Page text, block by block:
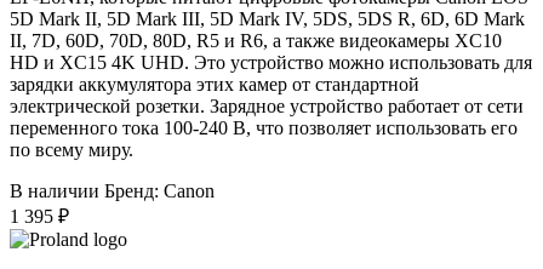
5D Mark II, 5D Mark III, 5D Mark IV, 5DS, 5DS R, 6D, 6D Mark
II, 7D, 60D, 70D, 80D, R5 и R6, а также видеокамеры XC10
HD и XC15 4K UHD. Это устройство можно использовать для
зарядки аккумулятора этих камер от стандартной
электрической розетки. Зарядное устройство работает от сети
переменного тока 100-240 В, что позволяет использовать его
по всему миру.
В наличии Бренд: Canon
1 395 ₽